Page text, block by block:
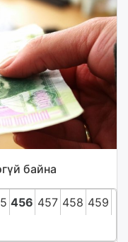
байна
сарын
авдаг билээ.
мөнгө
456 457 458 459